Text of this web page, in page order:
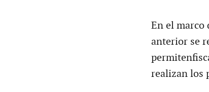
En el marco
anterior se
realizan los